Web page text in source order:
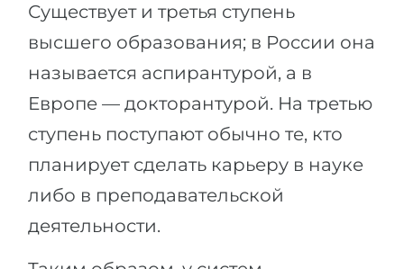
Существует и третья ступень
высшего образования; в России она
называется аспирантурой, а в
Европе — докторантурой. На третью
ступень поступают обычно те, кто
планирует сделать карьеру в науке
либо в преподавательской
деятельности.